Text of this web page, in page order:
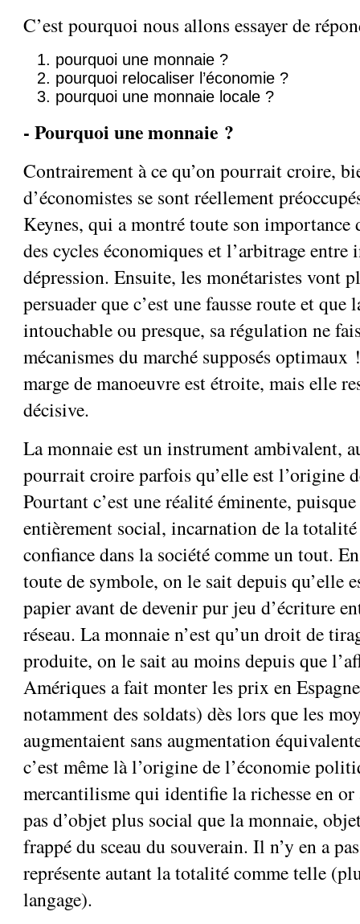
C’est pourquoi nous allons essayer de
pourquoi une monnaie ?
pourquoi relocaliser l’économie ?
pourquoi une monnaie locale ?
- Pourquoi une monnaie ?
Contrairement à ce qu’on pourrait croire,
d’économistes se sont réellement
Keynes, qui a montré toute son importance
des cycles économiques et l’arbitrage
dépression. Ensuite, les monétaristes vont
persuader que c’est une fausse route et que
intouchable ou presque, sa régulation ne
mécanismes du marché supposés
marge de manoeuvre est étroite, mais elle
décisive.
La monnaie est un instrument ambivalent,
pourrait croire parfois qu’elle est l’origine
Pourtant c’est une réalité éminente,
entièrement social, incarnation de la
confiance dans la société comme un tout.
toute de symbole, on le sait depuis qu’elle
papier avant de devenir pur jeu d’écriture
réseau. La monnaie n’est qu’un droit de
produite, on le sait au moins depuis que
Amériques a fait monter les prix en
notamment des soldats) dès lors que les
augmentaient sans augmentation
c’est même là l’origine de l’économie
mercantilisme qui identifie la richesse en
pas d’objet plus social que la monnaie,
frappé du sceau du souverain. Il n’y en a
représente autant la totalité comme telle
langage).